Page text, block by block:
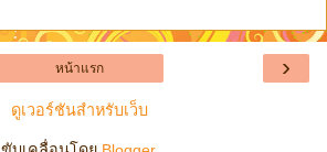
›
หน้าแรก
ดูเวอร์ชันสำหรับเว็บ